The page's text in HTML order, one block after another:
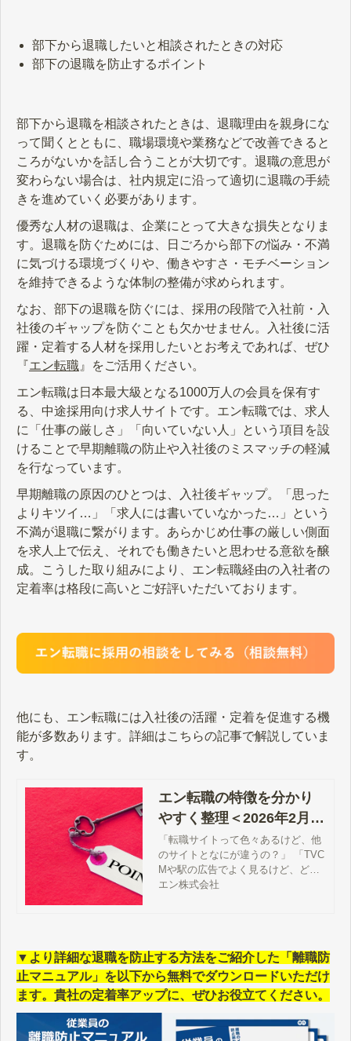
部下から退職したいと相談されたときの対応
部下の退職を防止するポイント
部下から退職を相談されたときは、退職理由を親身にな
って聞くとともに、職場環境や業務などで改善できると
ころがないかを話し合うことが大切です。退職の意思が
変わらない場合は、社内規定に沿って適切に退職の手続
きを進めていく必要があります。
優秀な人材の退職は、企業にとって大きな損失となりま
す。退職を防ぐためには、日ごろから部下の悩み・不満
に気づける環境づくりや、働きやすさ・モチベーション
を維持できるような体制の整備が求められます。
なお、部下の退職を防ぐには、採用の段階で入社前・入
社後のギャップを防ぐことも欠かせません。入社後に活
躍・定着する人材を採用したいとお考えであれば、ぜひ
『エン転職 』をご活用ください。
エン転職は日本最大級となる1000万人の会員を保有す
る、中途採用向け求人サイトです。エン転職では、求人
に「仕事の厳しさ」「向いていない人」という項目を設
けることで早期離職の防止や入社後のミスマッチの軽減
を行なっています。
早期離職の原因のひとつは、入社後ギャップ。「思った
よりキツイ…」「求人には書いていなかった…」という
不満が退職に繋がります。あらかじめ仕事の厳しい側面
を求人上で伝え、それでも働きたいと思わせる意欲を醸
成。こうした取り組みにより、エン転職経由の入社者の
定着率は格段に高いとご好評いただいております。
他にも、エン転職には入社後の活躍・定着を促進する機
能が多数あります。詳細はこちらの記事で解説していま
す。
エン転職の特徴を分かり
やすく整理＜2026年2月更
新＞｜採用成功できるヒ
ミツを大公開
「転職サイトって色々あるけど、他
のサイトとなにが違うの？」 「TVC
Mや駅の広告でよく見るけど、どん
な転職サイトなの？」 「採用を成功
の採用に対する考え方や、特徴、得
られる効果などについて説明してい
きます。 エン転職の特徴は？ 誰に
も真似できない「入社後活躍」への
こだわり エン転職が提供する3つの
価値 求人に応募が集まりやすい 採
エン株式会社
▼より詳細な退職を防止する方法をご紹介した「離職防
止マニュアル」を以下から無料でダウンロードいただけ
ます。貴社の定着率アップに、ぜひお役立てください。